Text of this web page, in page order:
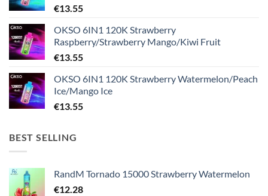
€13.55
OKSO 6IN1 120K Strawberry
Raspberry/Strawberry Mango/Kiwi Fruit
€13.55
OKSO 6IN1 120K Strawberry Watermelon/Peach
Ice/Mango Ice
€13.55
BEST SELLING
RandM Tornado 15000 Strawberry Watermelon
€12.28